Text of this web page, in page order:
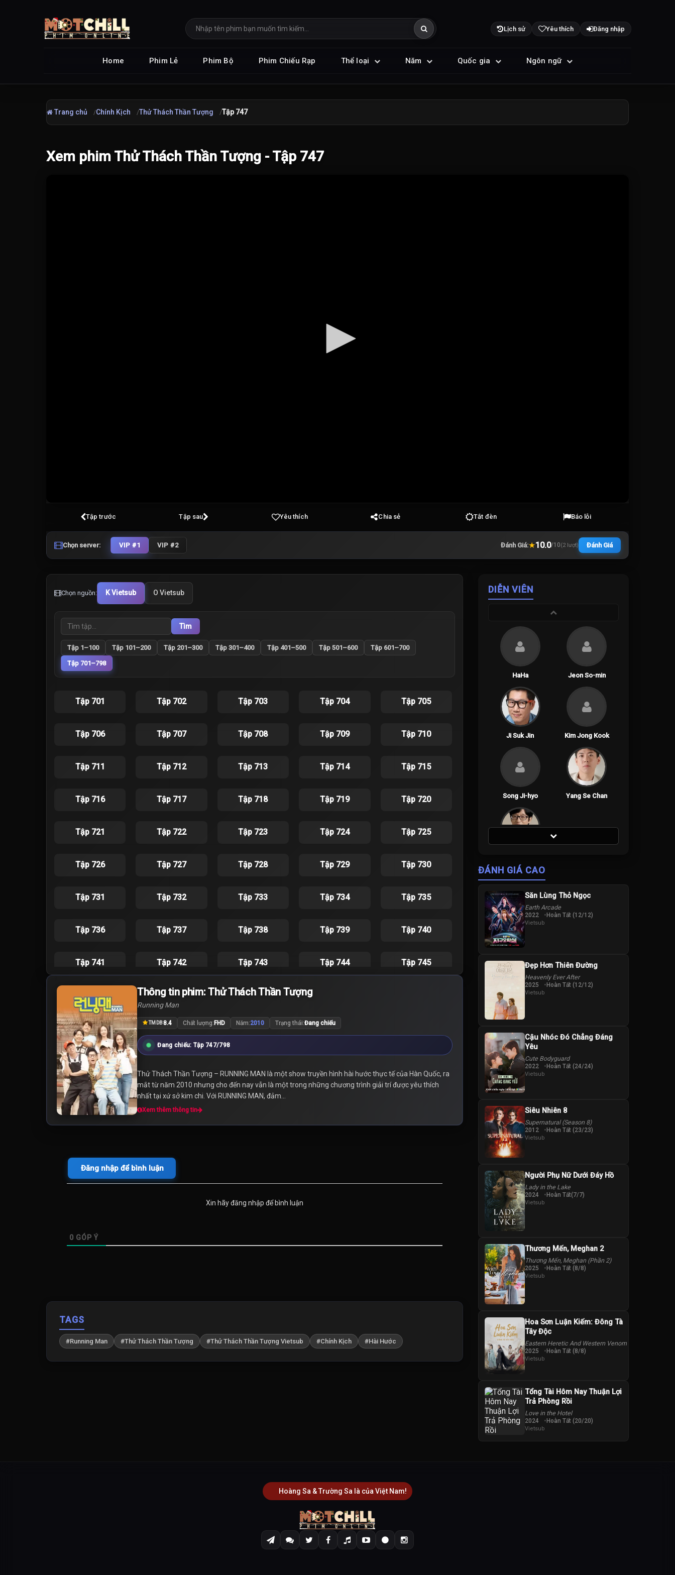
Lịch sử Yêu thích Đăng nhập
Home Phim Lẻ Phim Bộ Phim Chiếu Rạp Thể loại Năm Quốc gia Ngôn ngữ
Trang chủ Chính Kịch Thử Thách Thần Tượng Tập 747
Xem phim Thử Thách Thần Tượng - Tập 747
Tập trước Tập sau Yêu thích Chia sẻ Tắt đèn Báo lỗi
Chọn server: VIP #1 VIP #2 Đánh Giá:★10.0/10(2 lượt) Đánh Giá
Chọn nguồn: K Vietsub O Vietsub
Tìm
Tập 1–100 Tập 101–200 Tập 201–300 Tập 301–400 Tập 401–500 Tập 501–600 Tập 601–700
Tập 701–798
Tập 701 Tập 702 Tập 703 Tập 704 Tập 705
Tập 706 Tập 707 Tập 708 Tập 709 Tập 710
Tập 711 Tập 712 Tập 713 Tập 714 Tập 715
Tập 716 Tập 717 Tập 718 Tập 719 Tập 720
Tập 721 Tập 722 Tập 723 Tập 724 Tập 725
Tập 726 Tập 727 Tập 728 Tập 729 Tập 730
Tập 731 Tập 732 Tập 733 Tập 734 Tập 735
Tập 736 Tập 737 Tập 738 Tập 739 Tập 740
Tập 741 Tập 742 Tập 743 Tập 744 Tập 745
Tập 746 Tập 747 Tập 748
Tập 751 Tập 752 Tập 753 Tập 754
Tập 756
Tập 761 Tập 762 Tập 763
Tập 766 Tập 767 Tập 768 Tập 769 Tập 770
Tập 771 Tập 772
Tập 796
Thông tin phim: Thử Thách Thần Tượng
Running Man
TMDB8.4 Chất lượng:FHD Năm:2010 Trạng thái:Đang chiếu
Đang chiếu: Tập 747/798
Thử Thách Thần Tượng – RUNNING MAN là một show truyền hình hài hước thực tế của Hàn Quốc, ra
mắt từ năm 2010 nhưng cho đến nay vẫn là một trong những chương trình giải trí được yêu thích
nhất tại xứ sở kim chi. Với RUNNING MAN, đảm...
Xem thêm thông tin
Đăng nhập để bình luận
Xin hãy đăng nhập để bình luận
0 GÓP Ý
TAGS
#Running Man #Thử Thách Thần Tượng #Thử Thách Thần Tượng Vietsub #Chính Kịch #Hài Hước
DIỄN VIÊN
HaHa Jeon So-min
Ji Suk Jin Kim Jong Kook
Song Ji-hyo Yang Se Chan
ĐÁNH GIÁ CAO
Săn Lùng Thỏ Ngọc
Earth Arcade
2022 Hoàn Tất (12/12)
Vietsub
Đẹp Hơn Thiên Đường
Heavenly Ever After
2025 Hoàn Tất (12/12)
Vietsub
Cậu Nhóc Đó Chẳng Đáng
Yêu
Cute Bodyguard
2022 Hoàn Tất (24/24)
Vietsub
Siêu Nhiên 8
Supernatural (Season 8)
2012 Hoàn Tất (23/23)
Vietsub
Người Phụ Nữ Dưới Đáy Hồ
Lady in the Lake
2024 Hoàn Tất(7/7)
Vietsub
Thương Mến, Meghan 2
Thương Mến, Meghan (Phần 2)
2025 Hoàn Tất (8/8)
Vietsub
Hoa Sơn Luận Kiếm: Đông Tà
Tây Độc
Eastern Heretic And Western Venom
2025 Hoàn Tất (8/8)
Vietsub
Tổng Tài Hôm Nay Thuận Lợi
Trả Phòng Rồi
Love in the Hotel
2024 Hoàn Tất (20/20)
Vietsub
Hoàng Sa & Trường Sa là của Việt Nam!